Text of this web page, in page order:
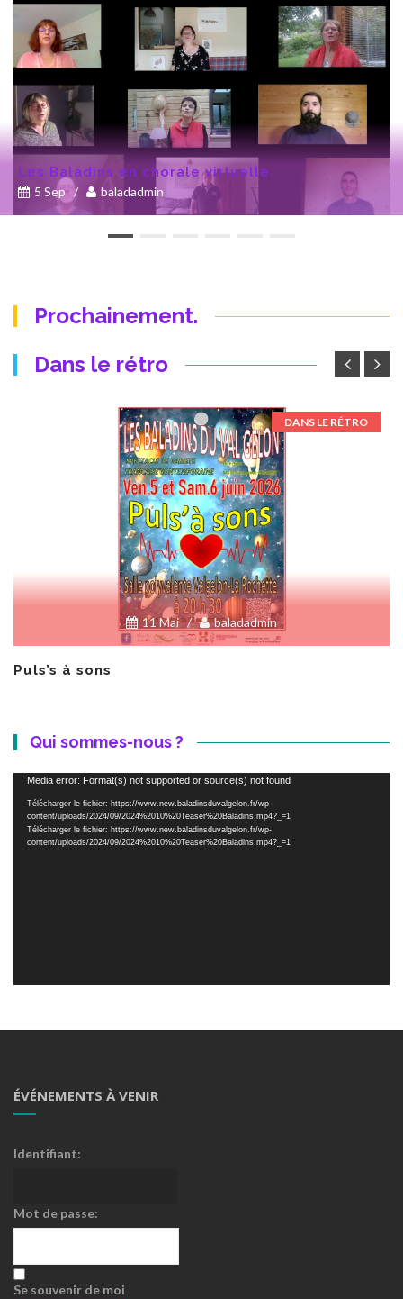
Les Baladins en chorale virtuelle.
5 Sep / baladadmin
Prochainement.
Dans le rétro
DANS LE RÉTRO
11 Mai / baladadmin
Puls’s à sons
Qui sommes-nous ?
Lecteur
vidéo
Media error: Format(s) not supported or source(s) not found
Télécharger le fichier: https://www.new.baladinsduvalgelon.fr/wp-
content/uploads/2024/09/2024%2010%20Teaser%20Baladins.mp4?_=1
Télécharger le fichier: https://www.new.baladinsduvalgelon.fr/wp-
content/uploads/2024/09/2024%2010%20Teaser%20Baladins.mp4?_=1
ÉVÉNEMENTS À VENIR
Identifiant:
Mot de passe:
Se souvenir de moi